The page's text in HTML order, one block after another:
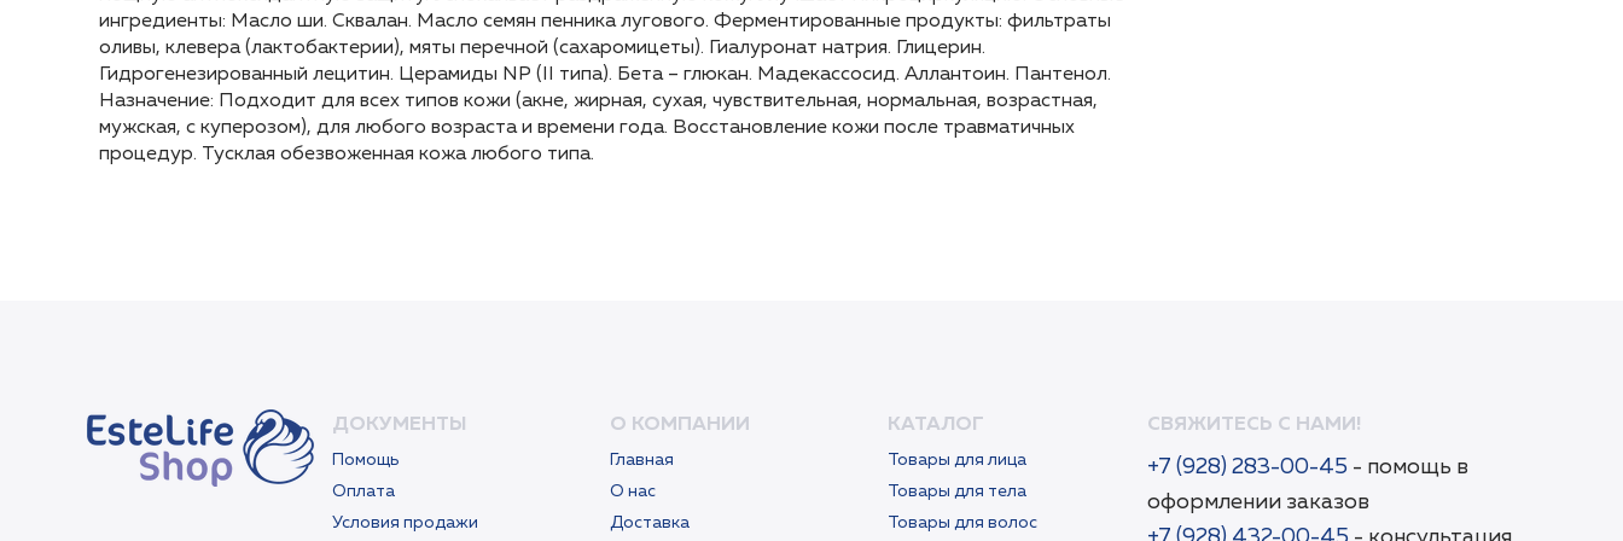
ингредиенты: Масло ши. Сквалан. Масло семян пенника лугового. Ферментированные продукты: фильтраты
оливы, клевера (лактобактерии), мяты перечной (сахаромицеты). Гиалуронат натрия. Глицерин.
Гидрогенезированный лецитин. Церамиды NP (II типа). Бета – глюкан. Мадекассосид. Аллантоин. Пантенол.
Назначение: Подходит для всех типов кожи (акне, жирная, сухая, чувствительная, нормальная, возрастная,
мужская, с куперозом), для любого возраста и времени года. Восстановление кожи после травматичных
процедур. Тусклая обезвоженная кожа любого типа.
ингредиенты: Масло ши. Сквалан. Масло семян пенника лугового. Ферментированные продукты: фильтраты
оливы, клевера (лактобактерии), мяты перечной (сахаромицеты). Гиалуронат натрия. Глицерин.
Гидрогенезированный лецитин. Церамиды NP (II типа). Бета – глюкан. Мадекассосид. Аллантоин. Пантенол.
Назначение: Подходит для всех типов кожи (акне, жирная, сухая, чувствительная, нормальная, возрастная,
мужская, с куперозом), для любого возраста и времени года. Восстановление кожи после травматичных
процедур. Тусклая обезвоженная кожа любого типа.
ДОКУМЕНТЫ
Помощь
Оплата
Условия продажи
О КОМПАНИИ
Главная
О нас
Доставка
КАТАЛОГ
Товары для лица
Товары для тела
Товары для волос
СВЯЖИТЕСЬ С НАМИ!
+7 (928) 283-00-45 - помощь в
оформлении заказов